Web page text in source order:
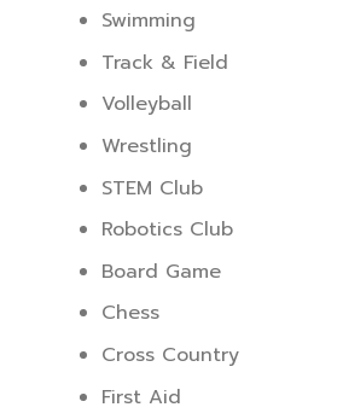
Swimming
Track & Field
Volleyball
Wrestling
STEM Club
Robotics Club
Board Game
Chess
Cross Country
First Aid